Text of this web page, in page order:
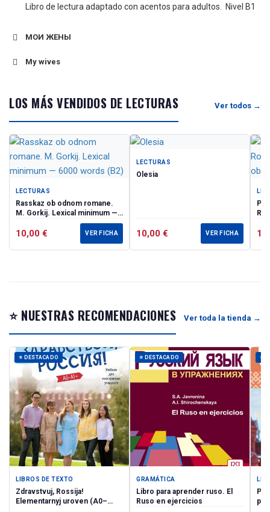
Libro de lectura adaptado con acentos para adultos. Nivel B1
МОИ ЖЕНЫ
My wives
LOS MÁS VENDIDOS DE LECTURAS Ver todos →
LECTURAS
Rasskaz ob odnom romane.
M. Gorkij. Lexical minimum —
10,00 € VER FICHA
LECTURAS
Olesia
10,00 € VER FICHA
⭐ NUESTRAS RECOMENDACIONES Ver toda la tienda →
⭐ DESTACADO
LIBROS DE TEXTO
Zdravstvuj, Rossija!
Elementarnyj uroven (А0–
⭐ DESTACADO
GRAMÁTICA
Libro para aprender ruso. El
Ruso en ejercicios
⭐
Po-